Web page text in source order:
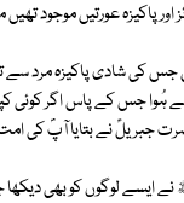
پاکیزہ عورتیں موجود
کی شادی پاکیزہ مرد سے
جس کے پاس اگر کوئی
جبریلؑ نے بتایا آپؐ کی امت
ایسے لوگوں کو بھی دیکھا